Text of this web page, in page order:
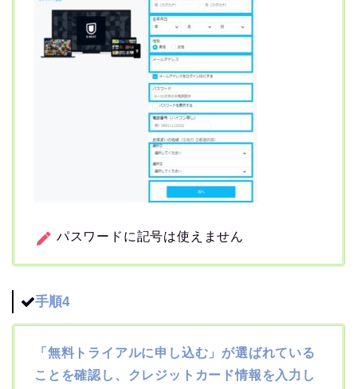
パスワードに記号は使えません
手順4
「無料トライアルに申し込む」が選ばれている
ことを確認し、クレジットカード情報を入力し